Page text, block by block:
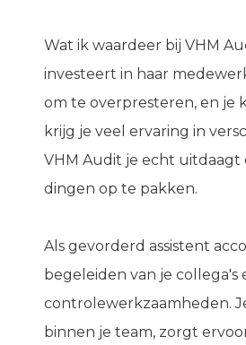
Wat ik waardeer bij VHM
investeert in haar
om te overpresteren, en je
krijg je veel ervaring in
VHM Audit je echt
dingen op te pakken.
Als gevorderd assistent
begeleiden van je
controlewerkzaamheden.
binnen je team, zorgt